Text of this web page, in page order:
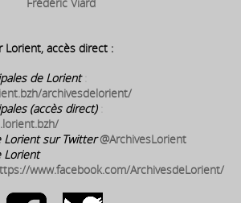
Lorient, accès direct :
de Lorient
archivesdelorient/
(accès direct):
Lorient sur Twitter @ArchivesLorient
Lorient
www.facebook.com/ArchivesdeLorient/